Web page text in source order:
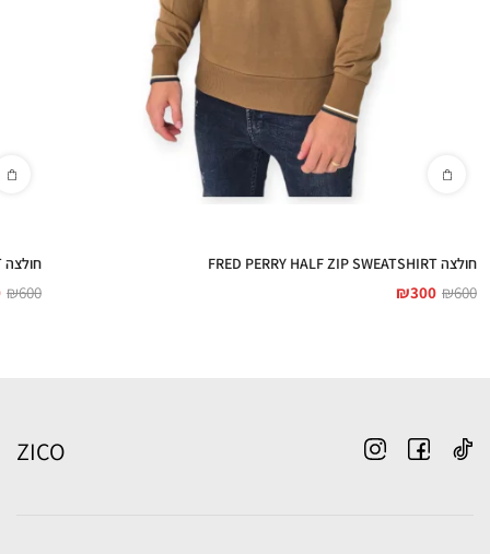
חולצה FRED PERRY HALF ZIP SWEATSHIRT
₪600
₪300
חולצה FRED PERRY HALF ZIP SWEATSHIRT
₪600
ZICO